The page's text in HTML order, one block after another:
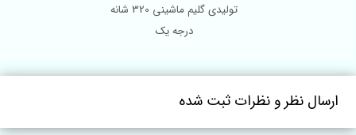
تولیدی گلیم ماشینی 320 شانه
درجه یک
ارسال نظر و نظرات ثبت شده